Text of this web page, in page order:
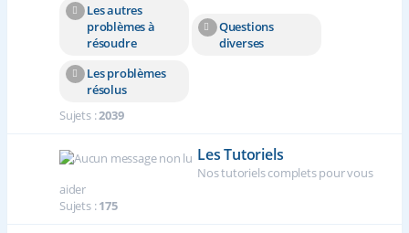
Les autres
problèmes à
résoudre
Questions
diverses
Les problèmes
résolus
Sujets :2039
Les Tutoriels
Nos tutoriels complets pour vous
aider
Sujets :175